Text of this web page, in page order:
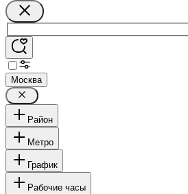
Москва
Район
Метро
График
Рабочие часы